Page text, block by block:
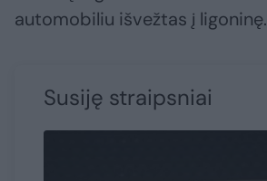
automobiliu išvežtas į ligoninę.
Susiję straipsniai